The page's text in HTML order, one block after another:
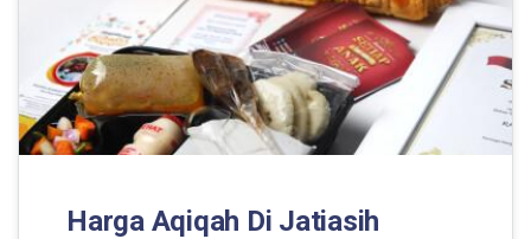
Harga Aqiqah Di Jatiasih